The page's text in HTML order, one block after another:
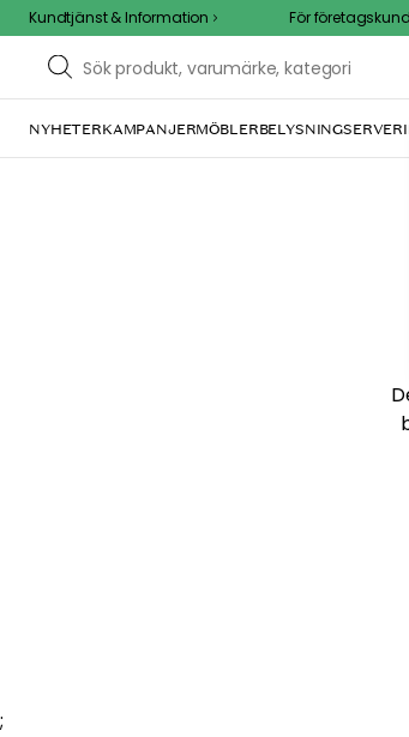
Kundtjänst & Information För
NYHETERKAMPANJERMÖBLERBELYSNING
;